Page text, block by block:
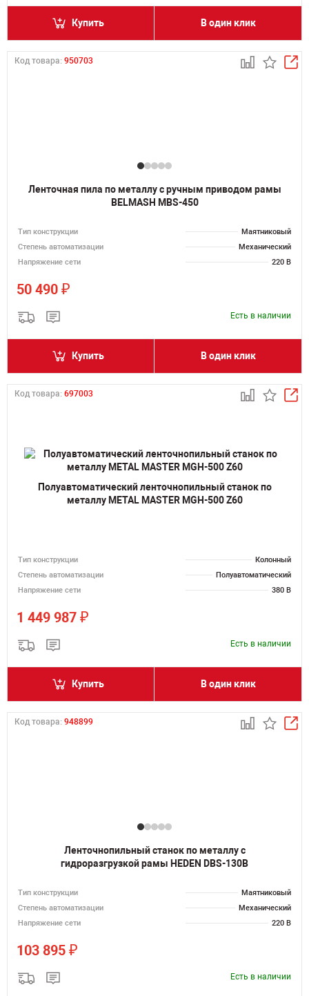
Купить В один клик
Код товара: 950703
Ленточная пила по металлу с ручным приводом рамы
BELMASH MBS-450
Тип конструкции
Маятниковый
Степень автоматизации
Механический
Напряжение сети
220 В
50 490 ₽
Есть в наличии
Купить В один клик
Код товара: 697003
Полуавтоматический ленточнопильный станок по
металлу METAL MASTER MGH-500 Z60
Тип конструкции
Колонный
Степень автоматизации
Полуавтоматический
Напряжение сети
380 В
1 449 987 ₽
Есть в наличии
Купить В один клик
Код товара: 948899
Ленточнопильный станок по металлу с
гидроразгрузкой рамы HEDEN DBS-130B
Тип конструкции
Маятниковый
Степень автоматизации
Механический
Напряжение сети
220 В
103 895 ₽
Есть в наличии